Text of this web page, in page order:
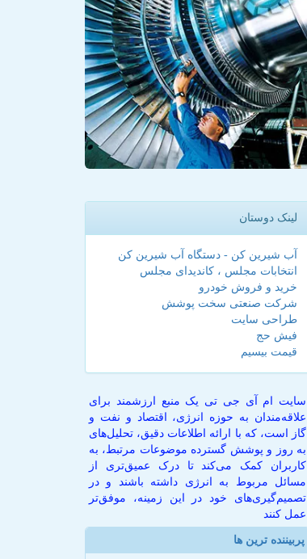
لینک دوستان
آب شیرین کن - دستگاه آب شیرین کن
انتخابات مجلس ، کاندیدای مجلس
خرید و فروش خودرو
شرکت صنعتی سخت پوشش
طراحی سایت
فیش حج
قیمت بیسیم
سایت ام آی جی تی یک منبع ارزشمند برای
علاقه‌مندان به حوزه انرژی، اقتصاد و نفت و
گاز است، که با ارائه اطلاعات دقیق، تحلیل‌های
به روز و پوشش گسترده موضوعات مرتبط، به
کاربران کمک می‌کند تا درک عمیق‌تری از
مسائل مربوط به انرژی داشته باشند و در
تصمیم‌گیری‌های خود در این زمینه، موفق‌تر
عمل کنند
پربیننده ترین ها